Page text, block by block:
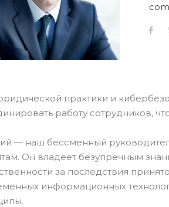
практики и
работу сотрудников,
— наш бессменный
Он владеет безупречным
за последствия
информационных